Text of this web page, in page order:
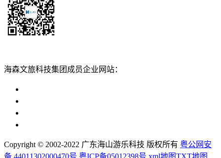
海森文旅科技集团成员企业网站：
Copyright © 2002-2022 广东海山游乐科技 版权所有 粤公网安
备 44011302000470号 粤ICP备05012398号 xml地图TXT地图